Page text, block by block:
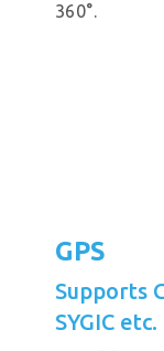
360°.
GPS
Supports
SYGIC etc.